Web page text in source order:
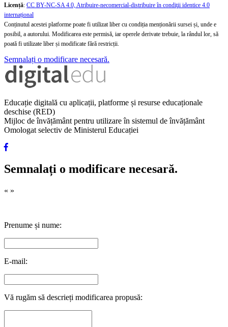
Licență: CC BY-NC-SA 4.0, Atribuire-necomercial-distribuire în condiţii identice 4.0
internațional
Conținutul acestei platforme poate fi utilizat liber cu condiția menționării sursei și, unde e
posibil, a autorului. Modificarea este permisă, iar operele derivate trebuie, la rândul lor, să
poată fi utilizate liber și modificate fără restricții.
Semnalați o modificare necesară.
Educație digitală cu aplicații, platforme și resurse educaționale
deschise (RED)
Mijloc de învățământ pentru utilizare în sistemul de învățământ
Omologat selectiv de Ministerul Educației
Semnalați o modificare necesară.
« »
Prenume și nume:
E-mail:
Vă rugăm să descrieți modificarea propusă: